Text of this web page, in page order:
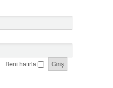
Beni hatırla